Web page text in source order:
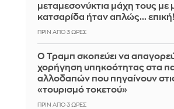
μεταμεσονύκτια μάχη τους με
κατσαρίδα ήταν απλώς... επική!
ΠΡΙΝ ΑΠΌ 3 ΏΡΕΣ
Ο Τραμπ σκοπεύει να
χορήγηση υπηκοότητας στα
αλλοδαπών που πηγαίνουν
«τουρισμό τοκετού»
ΠΡΙΝ ΑΠΌ 3 ΏΡΕΣ